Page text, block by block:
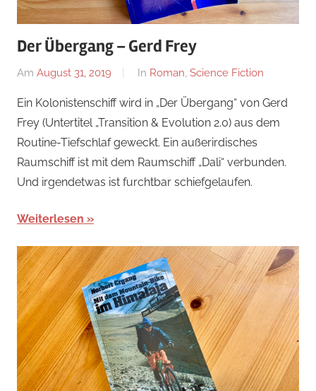
Der Übergang – Gerd Frey
Am August 31, 2019
Von
In Roman, Science Fiction
Ein Kolonistenschiff wird in „Der Übergang“ von Gerd
Frey (Untertitel „Transition & Evolution 2.0) aus dem
Routine-Tiefschlaf geweckt. Ein außerirdisches
Raumschiff ist mit dem Raumschiff „Dali“ verbunden.
Und irgendetwas ist furchtbar schiefgelaufen.
Weiterlesen